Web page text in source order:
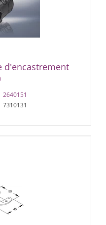
d'encastrement
2640151
7310131